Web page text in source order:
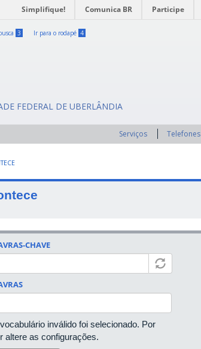
Simplifique! Comunica BR Participe
3 Ir para o rodapé 4
FEDERAL DE UBERLÂNDIA
Serviços Telefones
CHAVE
inválido foi selecionado. Por
altere as configurações.